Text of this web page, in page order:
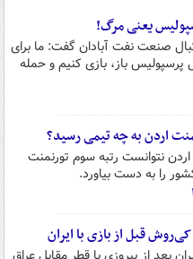
یعنی مرگ!
صنعت نفت آبادان گفت: ما برای
پرسپولیس باز، بازی کنیم و حمله
اردن به چه تیمی رسید؟
نتوانست رتبه سوم تورنمنت
را به دست بیاورد.
قبل از بازی با ایران